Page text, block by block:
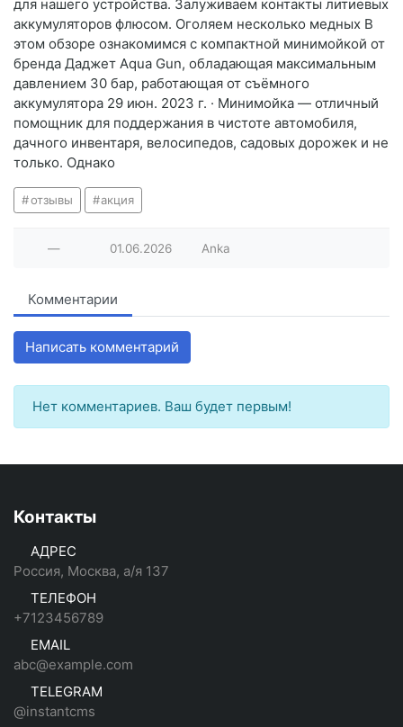
для нашего устройства. Залуживаем контакты литиевых
аккумуляторов флюсом. Оголяем несколько медных В
этом обзоре ознакомимся с компактной минимойкой от
бренда Даджет Aqua Gun, обладающая максимальным
давлением 30 бар, работающая от съёмного
аккумулятора 29 июн. 2023 г. · Минимойка — отличный
помощник для поддержания в чистоте автомобиля,
дачного инвентаря, велосипедов, садовых дорожек и не
только. Однако
отзывы акция
— 01.06.2026 Anka
Комментарии
Написать комментарий
Нет комментариев. Ваш будет первым!
Контакты
АДРЕС
Россия, Москва, а/я 137
ТЕЛЕФОН
+7123456789
EMAIL
abc@example.com
TELEGRAM
@instantcms